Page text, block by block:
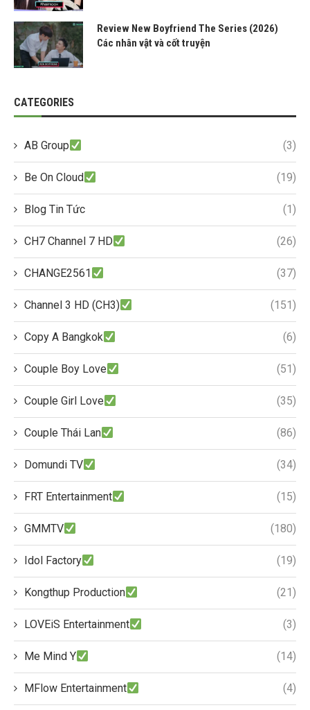
Review New Boyfriend The Series (2026)
Các nhân vật và cốt truyện
CATEGORIES
AB Group (3)
Be On Cloud (19)
Blog Tin Tức (1)
CH7 Channel 7 HD (26)
CHANGE2561 (37)
Channel 3 HD (CH3) (151)
Copy A Bangkok (6)
Couple Boy Love (51)
Couple Girl Love (35)
Couple Thái Lan (86)
Domundi TV (34)
FRT Entertainment (15)
GMMTV (180)
Idol Factory (19)
Kongthup Production (21)
LOVEiS Entertainment (3)
Me Mind Y (14)
MFlow Entertainment (4)